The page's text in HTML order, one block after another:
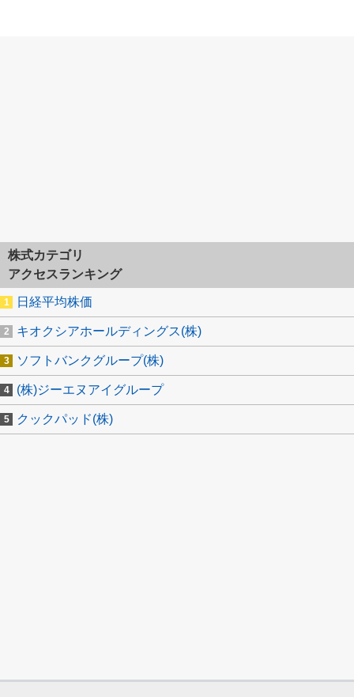
株式カテゴリ
アクセスランキング
日経平均株価
キオクシアホールディングス(株)
ソフトバンクグループ(株)
(株)ジーエヌアイグループ
クックパッド(株)